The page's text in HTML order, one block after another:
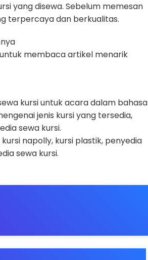
yang disewa. Sebelum memesan
terpercaya dan berkualitas.
membaca artikel menarik
kursi untuk acara dalam bahasa
jenis kursi yang tersedia,
sewa kursi.
napolly, kursi plastik, penyedia
sewa kursi.